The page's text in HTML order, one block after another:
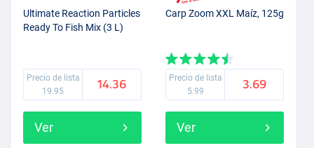
Ultimate Reaction Particles
Ready To Fish Mix (3 L)
Precio de lista
19.95
14.36
Ver
Carp Zoom XXL Maíz, 125g
Precio de lista
5.99
3.69
Ver